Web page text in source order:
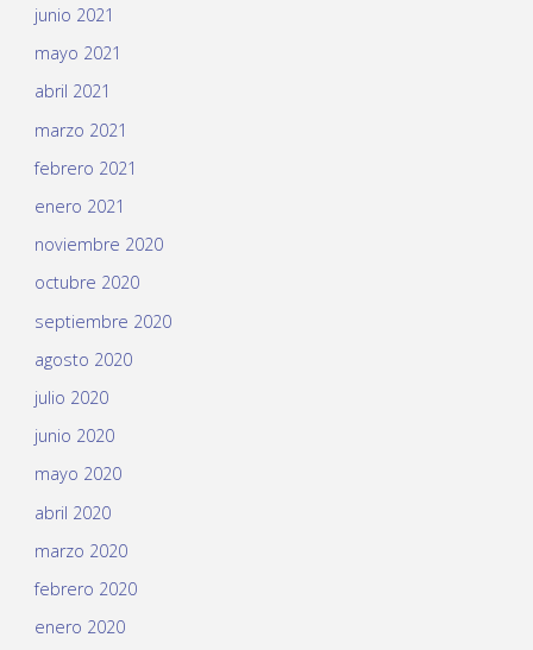
junio 2021
mayo 2021
abril 2021
marzo 2021
febrero 2021
enero 2021
noviembre 2020
octubre 2020
septiembre 2020
agosto 2020
julio 2020
junio 2020
mayo 2020
abril 2020
marzo 2020
febrero 2020
enero 2020